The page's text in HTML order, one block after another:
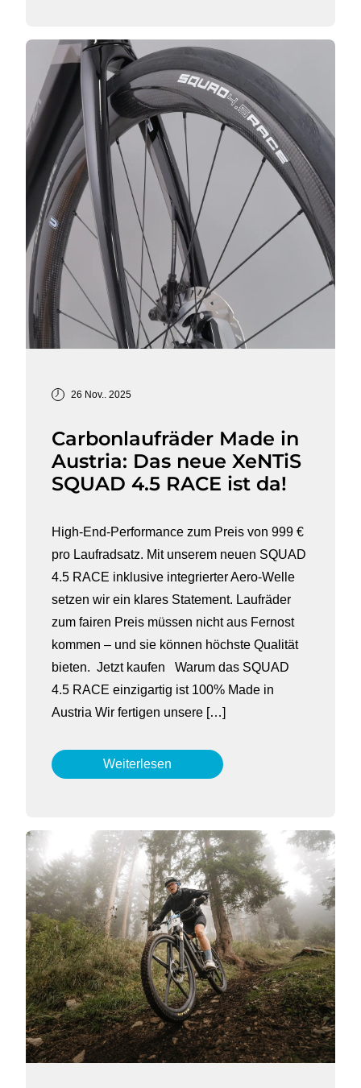
26 Nov.. 2025
Carbonlaufräder Made in
Austria: Das neue XeNTiS
SQUAD 4.5 RACE ist da!
High-End-Performance zum Preis von 999 €
pro Laufradsatz. Mit unserem neuen SQUAD
4.5 RACE inklusive integrierter Aero-Welle
setzen wir ein klares Statement. Laufräder
zum fairen Preis müssen nicht aus Fernost
kommen – und sie können höchste Qualität
bieten. Jetzt kaufen Warum das SQUAD
4.5 RACE einzigartig ist 100% Made in
Austria Wir fertigen unsere […]
Weiterlesen